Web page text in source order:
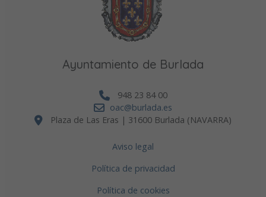
Ayuntamiento de Burlada
948 23 84 00
oac@burlada.es
Plaza de Las Eras | 31600 Burlada (NAVARRA)
Aviso legal
Política de privacidad
Política de cookies